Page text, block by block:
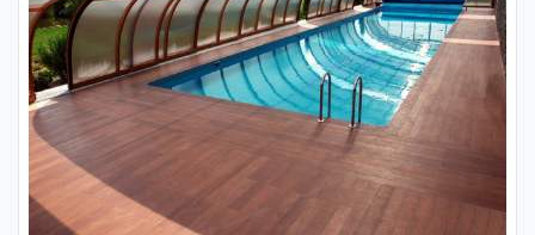
storslagenhet och oöverträffad kvalitet.